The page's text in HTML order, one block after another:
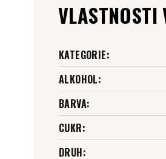
VLASTNOSTI
KATEGORIE:
ALKOHOL:
BARVA:
CUKR:
DRUH: